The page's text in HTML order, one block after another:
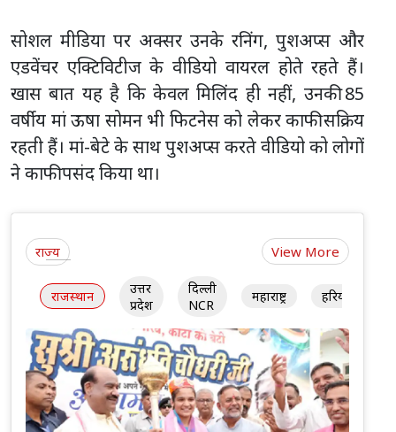
सोशल मीडिया पर अक्सर उनके रनिंग, पुशअप्स और
एडवेंचर एक्टिविटीज के वीडियो वायरल होते रहते हैं।
खास बात यह है कि केवल मिलिंद ही नहीं, उनकी 85
वर्षीय मां ऊषा सोमन भी फिटनेस को लेकर काफी सक्रिय
रहती हैं। मां-बेटे के साथ पुशअप्स करते वीडियो को लोगों
ने काफी पसंद किया था।
राज्य View More
राजस्थान
उत्तर
प्रदेश
दिल्ली
NCR
महाराष्ट्र हरियाणा